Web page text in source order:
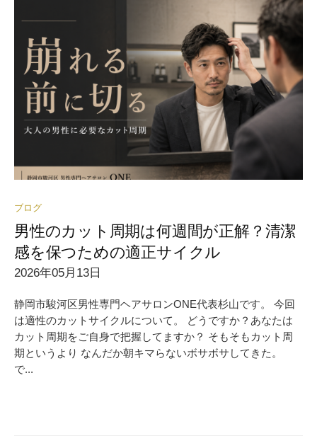
ブログ
男性のカット周期は何週間が正解？清潔
感を保つための適正サイクル
2026年05月13日
静岡市駿河区男性専門ヘアサロンONE代表杉山です。 今回
は適性のカットサイクルについて。 どうですか？あなたは
カット周期をご自身で把握してますか？ そもそもカット周
期というより なんだか朝キマらないボサボサしてきた。
で...